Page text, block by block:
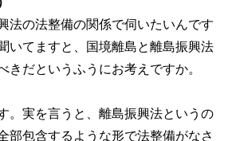
法の法整備の関係で伺いたいんです
いてますと、国境離島と離島振興法
きだというふうにお考えですか。
。実を言うと、離島振興法というの
部包含するような形で法整備がなさ